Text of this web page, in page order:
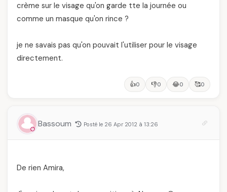
crème sur le visage qu'on garde tte la journée ou
comme un masque qu'on rince ?
je ne savais pas qu'on pouvait l'utiliser pour le visage
directement.
👍0 👎0 😂0 🥰0
Bassoum Posté le 26 Apr 2012 à 13:26
De rien Amira,